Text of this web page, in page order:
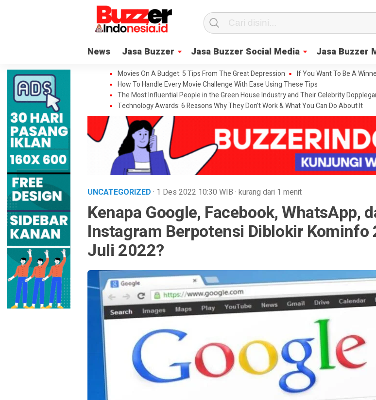
News Jasa Buzzer Jasa Buzzer Social Media Jasa Buzzer
Movies On A Budget: 5 Tips From The Great Depression
If You Want To Be A
How To Handle Every Movie Challenge With Ease Using These Tips
The Most Influential People in the Green House Industry and Their Celebrity
Technology Awards: 6 Reasons Why They Don’t Work & What You Can Do About It
UNCATEGORIZED · 1 Des 2022 10:30 WIB · kurang dari 1 menit
Kenapa Google, Facebook, WhatsApp,
Instagram Berpotensi Diblokir Kominfo
Juli 2022?